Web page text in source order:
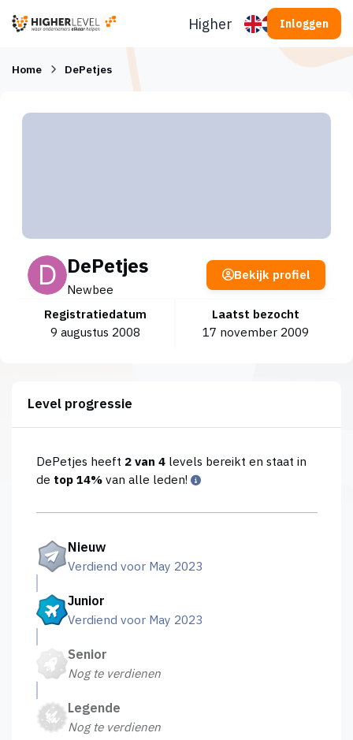
Higherlevel Inloggen
Home DePetjes
DePetjes
Newbee
Registratiedatum
9 augustus 2008
Laatst bezocht
17 november 2009
Bekijk profiel
Level progressie
DePetjes heeft 2 van 4levels bereikt en staat in
de top 14%van alle leden!
Nieuw
Verdiend voor May 2023
Junior
Verdiend voor May 2023
Senior
Nog te verdienen
Legende
Nog te verdienen